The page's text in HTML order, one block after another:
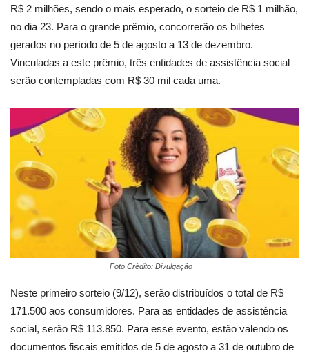
R$ 2 milhões, sendo o mais esperado, o sorteio de R$ 1 milhão,
no dia 23. Para o grande prêmio, concorrerão os bilhetes
gerados no período de 5 de agosto a 13 de dezembro.
Vinculadas a este prêmio, três entidades de assistência social
serão contempladas com R$ 30 mil cada uma.
Foto Crédito: Divulgação
Neste primeiro sorteio (9/12), serão distribuídos o total de R$
171.500 aos consumidores. Para as entidades de assistência
social, serão R$ 113.850. Para esse evento, estão valendo os
documentos fiscais emitidos de 5 de agosto a 31 de outubro de